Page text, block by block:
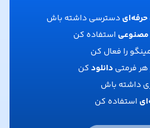
دسترسی داشته باش
استفاده کن
را فعال کن
هر فرمتی دانلودکن
داشته باش
استفاده کن